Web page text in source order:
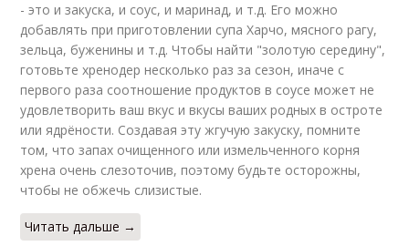
- это и закуска, и соус, и маринад, и т.д. Его можно
добавлять при приготовлении супа Харчо, мясного рагу,
зельца, буженины и т.д. Чтобы найти "золотую середину",
готовьте хренодер несколько раз за сезон, иначе с
первого раза соотношение продуктов в соусе может не
удовлетворить ваш вкус и вкусы ваших родных в остроте
или ядрёности. Создавая эту жгучую закуску, помните
том, что запах очищенного или измельченного корня
хрена очень слезоточив, поэтому будьте осторожны,
чтобы не обжечь слизистые.
Читать дальше →